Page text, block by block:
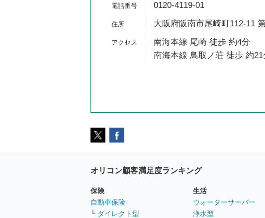
0120-4119-01
大阪府阪南市尾崎町112-11
南海本線 尾崎 徒歩 約4分
南海本線 鳥取ノ荘 徒歩 約21
オリコン顧客満足度ランキング
保険
自動車保険
└ ダイレクト型
生活
ウォーターサーバー
浄水型